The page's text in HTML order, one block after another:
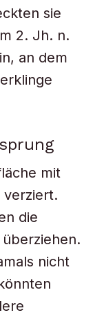
sie
2. Jh. n.
an dem
mit
verziert.
die
nicht